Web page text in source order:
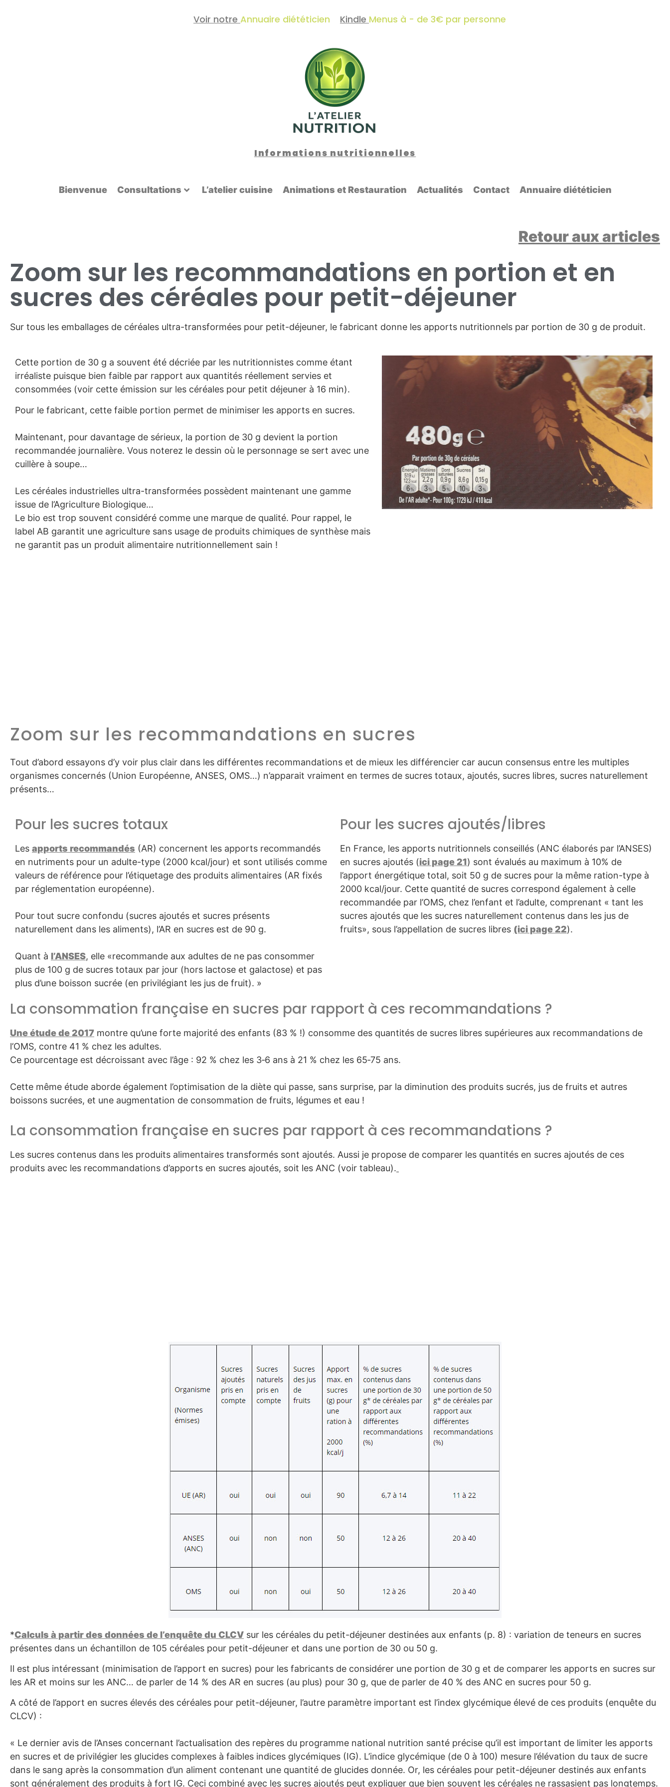
Voir notre Annuaire diététicien Kindle Menus à - de 3€ par personne
Informations nutritionnelles
Bienvenue Consultations L’atelier cuisine Animations et Restauration Actualités Contact Annuaire diététicien
Retour aux articles
Zoom sur les recommandations en portion et en
sucres des céréales pour petit-déjeuner
Sur tous les emballages de céréales ultra-transformées pour petit-déjeuner, le fabricant donne les apports nutritionnels par portion de 30 g de produit.
Cette portion de 30 g a souvent été décriée par les nutritionnistes comme étant
irréaliste puisque bien faible par rapport aux quantités réellement servies et
consommées (voir cette émission sur les céréales pour petit déjeuner à 16 min).
Pour le fabricant, cette faible portion permet de minimiser les apports en sucres.
Maintenant, pour davantage de sérieux, la portion de 30 g devient la portion
recommandée journalière. Vous noterez le dessin où le personnage se sert avec une
cuillère à soupe…
Les céréales industrielles ultra-transformées possèdent maintenant une gamme
issue de l’Agriculture Biologique…
Le bio est trop souvent considéré comme une marque de qualité. Pour rappel, le
label AB garantit une agriculture sans usage de produits chimiques de synthèse mais
ne garantit pas un produit alimentaire nutritionnellement sain !
Zoom sur les recommandations en sucres
Tout d’abord essayons d’y voir plus clair dans les différentes recommandations et de mieux les différencier car aucun consensus entre les multiples
organismes concernés (Union Européenne, ANSES, OMS…) n’apparait vraiment en termes de sucres totaux, ajoutés, sucres libres, sucres naturellement
présents…
Pour les sucres totaux
Les apports recommandés (AR) concernent les apports recommandés
en nutriments pour un adulte-type (2000 kcal/jour) et sont utilisés comme
valeurs de référence pour l’étiquetage des produits alimentaires (AR fixés
par réglementation européenne).
Pour tout sucre confondu (sucres ajoutés et sucres présents
naturellement dans les aliments), l’AR en sucres est de 90 g.
Quant à l’ANSES, elle «recommande aux adultes de ne pas consommer
plus de 100 g de sucres totaux par jour (hors lactose et galactose) et pas
plus d’une boisson sucrée (en privilégiant les jus de fruit). »
Pour les sucres ajoutés/libres
En France, les apports nutritionnels conseillés (ANC élaborés par l’ANSES)
en sucres ajoutés (ici page 21) sont évalués au maximum à 10% de
l’apport énergétique total, soit 50 g de sucres pour la même ration-type à
2000 kcal/jour. Cette quantité de sucres correspond également à celle
recommandée par l’OMS, chez l’enfant et l’adulte, comprenant « tant les
sucres ajoutés que les sucres naturellement contenus dans les jus de
fruits», sous l’appellation de sucres libres (ici page 22).
La consommation française en sucres par rapport à ces recommandations ?
Une étude de 2017 montre qu’une forte majorité des enfants (83 % !) consomme des quantités de sucres libres supérieures aux recommandations de
l’OMS, contre 41 % chez les adultes.
Ce pourcentage est décroissant avec l’âge : 92 % chez les 3‑6 ans à 21 % chez les 65‑75 ans.
Cette même étude aborde également l’optimisation de la diète qui passe, sans surprise, par la diminution des produits sucrés, jus de fruits et autres
boissons sucrées, et une augmentation de consommation de fruits, légumes et eau !
La consommation française en sucres par rapport à ces recommandations ?
Les sucres contenus dans les produits alimentaires transformés sont ajoutés. Aussi je propose de comparer les quantités en sucres ajoutés de ces
produits avec les recommandations d’apports en sucres ajoutés, soit les ANC (voir tableau).
*Calculs à partir des données de l’enquête du CLCV sur les céréales du petit-déjeuner destinées aux enfants (p. 8) : variation de teneurs en sucres
présentes dans un échantillon de 105 céréales pour petit-déjeuner et dans une portion de 30 ou 50 g.
Il est plus intéressant (minimisation de l’apport en sucres) pour les fabricants de considérer une portion de 30 g et de comparer les apports en sucres sur
les AR et moins sur les ANC… de parler de 14 % des AR en sucres (au plus) pour 30 g, que de parler de 40 % des ANC en sucres pour 50 g.
A côté de l’apport en sucres élevés des céréales pour petit-déjeuner, l’autre paramètre important est l’index glycémique élevé de ces produits (enquête du
CLCV) :
« Le dernier avis de l’Anses concernant l’actualisation des repères du programme national nutrition santé précise qu’il est important de limiter les apports
en sucres et de privilégier les glucides complexes à faibles indices glycémiques (IG). L’indice glycémique (de 0 à 100) mesure l’élévation du taux de sucre
dans le sang après la consommation d’un aliment contenant une quantité de glucides donnée. Or, les céréales pour petit-déjeuner destinés aux enfants
sont généralement des produits à fort IG. Ceci combiné avec les sucres ajoutés peut expliquer que bien souvent les céréales ne rassasient pas longtemps.